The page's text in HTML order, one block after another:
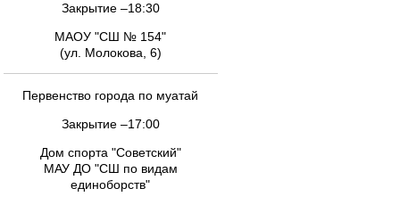
Закрытие –18:30
МАОУ "СШ № 154"
(ул. Молокова, 6)
Первенство города по муатай
Закрытие –17:00
Дом спорта "Советский"
МАУ ДО "СШ по видам
единоборств"